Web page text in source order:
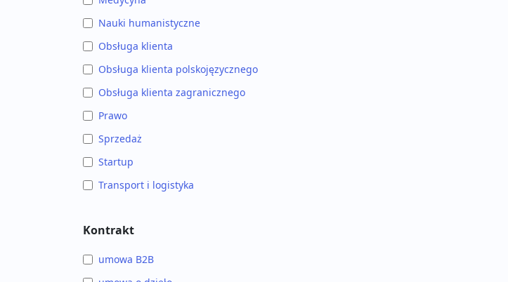
Nauki humanistyczne
Obsługa klienta
Obsługa klienta polskojęzycznego
Obsługa klienta zagranicznego
Prawo
Sprzedaż
Startup
Transport i logistyka
Kontrakt
umowa B2B